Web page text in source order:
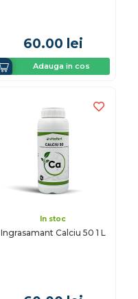
60.00 lei
Adauga in cos
In stoc
Ingrasamant Calciu 50 1 L